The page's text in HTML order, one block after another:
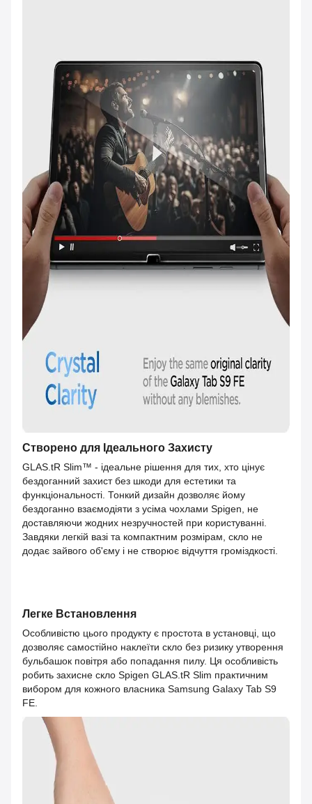
Створено для Ідеального Захисту
GLAS.tR Slim™ - ідеальне рішення для тих, хто цінує
бездоганний захист без шкоди для естетики та
функціональності. Тонкий дизайн дозволяє йому
бездоганно взаємодіяти з усіма чохлами Spigen, не
доставляючи жодних незручностей при користуванні.
Завдяки легкій вазі та компактним розмірам, скло не
додає зайвого об'єму і не створює відчуття громіздкості.
Легке Встановлення
Особливістю цього продукту є простота в установці, що
дозволяє самостійно наклеїти скло без ризику утворення
бульбашок повітря або попадання пилу. Ця особливість
робить захисне скло Spigen GLAS.tR Slim практичним
вибором для кожного власника Samsung Galaxy Tab S9
FE.